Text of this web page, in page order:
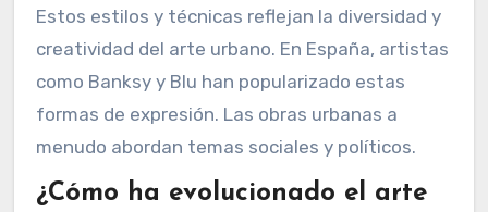
Estos estilos y técnicas reflejan la diversidad y
creatividad del arte urbano. En España, artistas
como Banksy y Blu han popularizado estas
formas de expresión. Las obras urbanas a
menudo abordan temas sociales y políticos.
¿Cómo ha evolucionado el arte